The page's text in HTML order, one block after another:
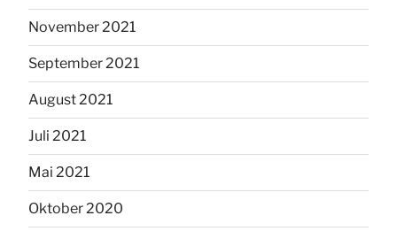
November 2021
September 2021
August 2021
Juli 2021
Mai 2021
Oktober 2020